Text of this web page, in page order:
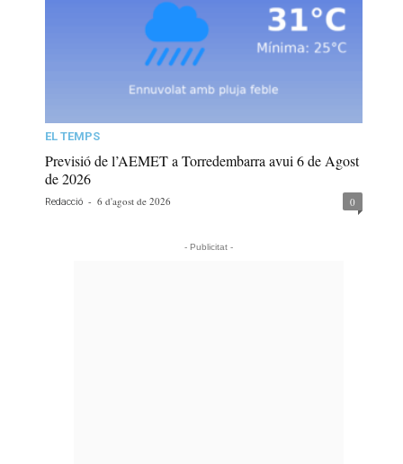
EL TEMPS
Previsió de l’AEMET a Torredembarra avui 6 de Agost
de 2026
Redacció - 6 d'agost de 2026 0
- Publicitat -